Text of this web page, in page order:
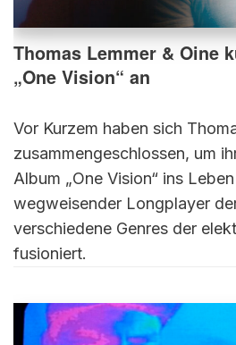
Thomas Lemmer & Oine
„One Vision“ an
Vor Kurzem haben sich
zusammengeschlossen, um
Album „One Vision“ ins
wegweisender Longplayer
verschiedene Genres der
fusioniert.